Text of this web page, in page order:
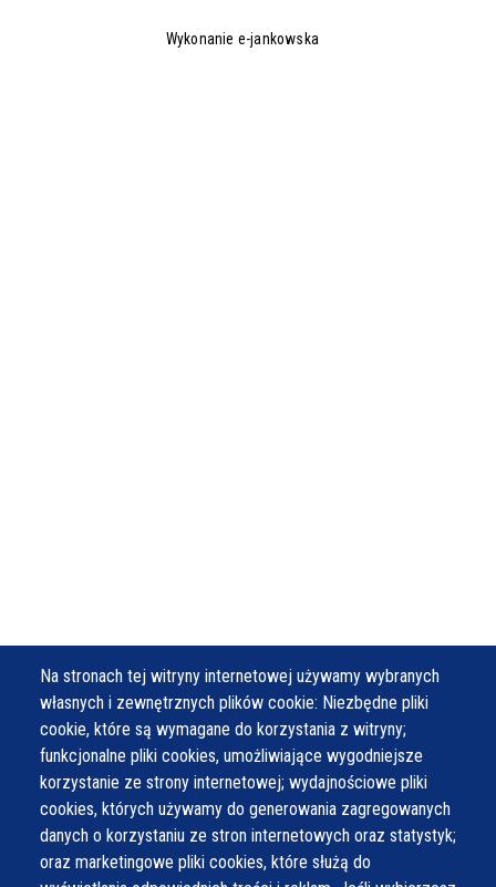
Na stronach tej witryny internetowej używamy wybranych
własnych i zewnętrznych plików cookie: Niezbędne pliki
cookie, które są wymagane do korzystania z witryny;
funkcjonalne pliki cookies, umożliwiające wygodniejsze
korzystanie ze strony internetowej; wydajnościowe pliki
cookies, których używamy do generowania zagregowanych
danych o korzystaniu ze stron internetowych oraz statystyk;
oraz marketingowe pliki cookies, które służą do
Wykonanie e-jankowska